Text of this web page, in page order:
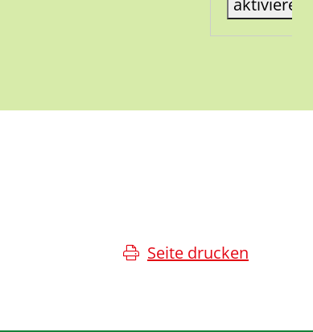
aktiviere
Seite drucken